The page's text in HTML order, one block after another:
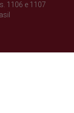
1106 e 1107